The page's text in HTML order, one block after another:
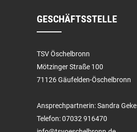
GESCHÄFTSSTELLE
TSV Öschelbronn
Mötzinger Straße 100
71126 Gäufelden-Öschelbronn
Ansprechpartnerin: Sandra Geke
Telefon: 07032 916470